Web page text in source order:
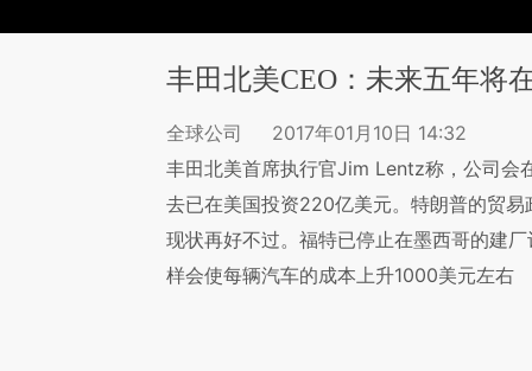
丰田北美CEO：未来五年将
全球公司
2017年01月10日 14:32
丰田北美首席执行官Jim Lentz称，公司会
去已在美国投资220亿美元。特朗普的贸
现状再好不过。福特已停止在墨西哥的建
样会使每辆汽车的成本上升1000美元左右